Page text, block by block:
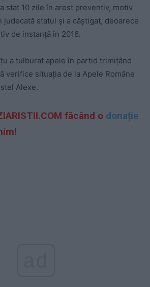
stat 10 zile în arest preventiv, motiv
judecată statul și a câștigat, deoarece
de instanță în 2016.
a tulburat apele în partid trimițând
verifice situația de la Apele Române
Alexe.
făcând o donație